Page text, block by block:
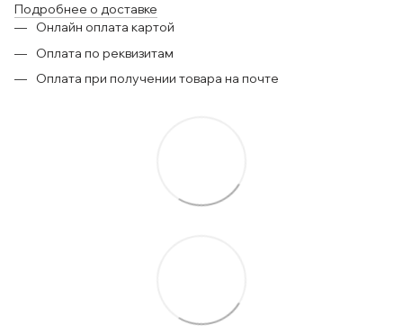
Подробнее о доставке
Онлайн оплата картой
Оплата по реквизитам
Оплата при получении товара на почте